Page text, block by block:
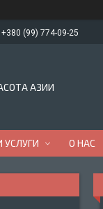
+380 (99) 774-09-25
АЗИИ
УСЛУГИ О НАС